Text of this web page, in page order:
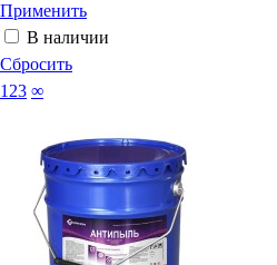
Применить
В наличии
Сбросить
123 ∞